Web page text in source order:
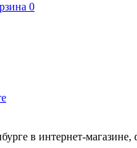
0
в интернет-